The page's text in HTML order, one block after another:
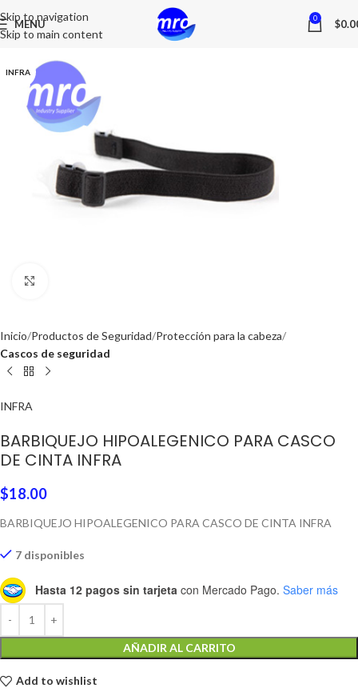
Skip to navigation
Skip to main content
MENU 0 $
INFRA
Inicio Productos de Seguridad Protección para la cabeza
Cascos de seguridad
INFRA
BARBIQUEJO HIPOALEGENICO PARA CASCO
DE CINTA INFRA
$18.00
BARBIQUEJO HIPOALEGENICO PARA CASCO DE CINTA INFRA
7 disponibles
Hasta 12 pagos sin tarjeta con Mercado Pago. Saber más
AÑADIR AL CARRITO
Add to wishlist